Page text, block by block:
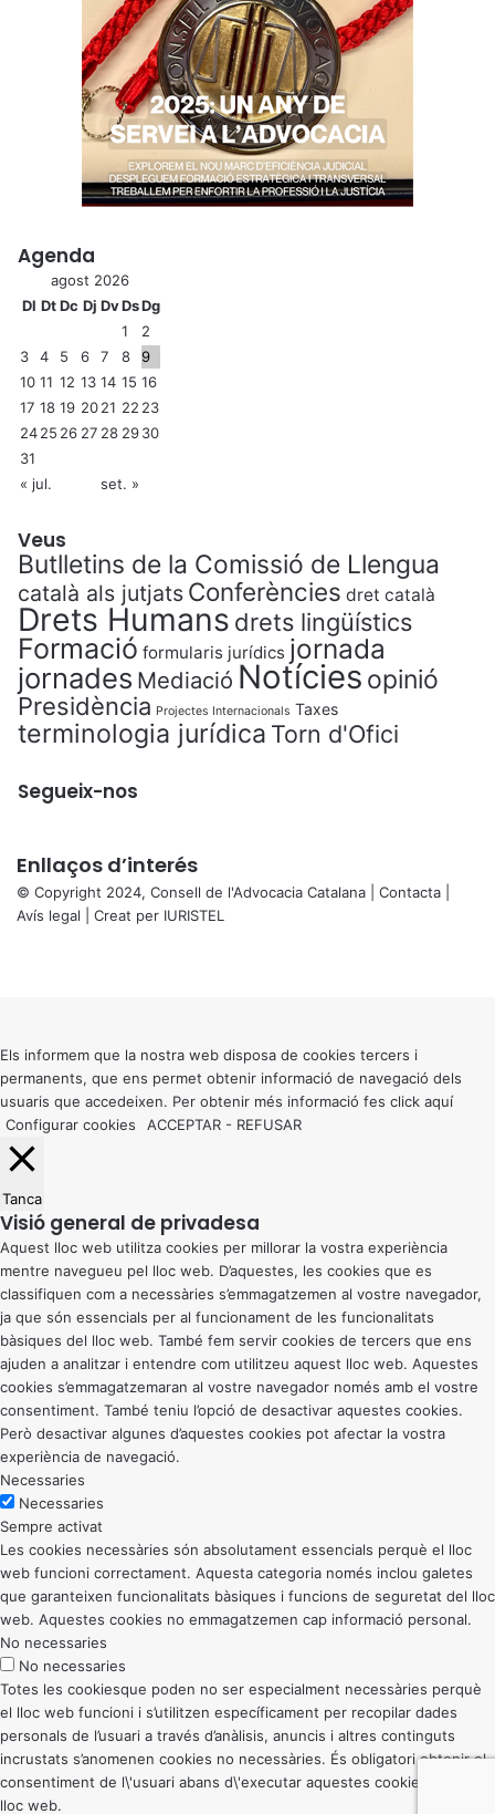
Agenda
agost 2026
Dl DtDc Dj DvDsDg
1
2
3
4 5 6 7 8
9
10 11 12 13 14 15 16
17 18 19 2021 22 23
2425 26 27 28 2930
31
« jul.
set. »
Veus
Butlletins de la Comissió de Llengua
català als jutjats Conferències dret català
Drets Humans drets lingüístics
Formació formularis jurídics jornada
jornades Mediació Notícies opinió
Presidència Projectes Internacionals Taxes
terminologia jurídica Torn d'Ofici
Segueix-nos
Enllaços d’interés
© Copyright 2024, Consell de l'Advocacia Catalana | Contacta
Avís legal | Creat per IURISTEL
button
Els informem que la nostra web disposa de cookies tercers i
permanents, que ens permet obtenir informació de navegació dels
usuaris que accedeixen. Per obtenir més informació fes click aquí
Configurar cookies
ACCEPTAR - REFUSAR
Tanca
Visió general de privadesa
Aquest lloc web utilitza cookies per millorar la vostra experiència
mentre navegueu pel lloc web. D’aquestes, les cookies que es
classifiquen com a necessàries s’emmagatzemen al vostre navegador,
ja que són essencials per al funcionament de les funcionalitats
bàsiques del lloc web. També fem servir cookies de tercers que ens
ajuden a analitzar i entendre com utilitzeu aquest lloc web. Aquestes
cookies s’emmagatzemaran al vostre navegador només amb el vostre
consentiment. També teniu l’opció de desactivar aquestes cookies.
Però desactivar algunes d’aquestes cookies pot afectar la vostra
experiència de navegació.
Necessaries
Necessaries
Sempre activat
Les cookies necessàries són absolutament essencials perquè el lloc
web funcioni correctament. Aquesta categoria només inclou galetes
que garanteixen funcionalitats bàsiques i funcions de seguretat del lloc
web. Aquestes cookies no emmagatzemen cap informació personal.
No necessaries
No necessaries
Totes les cookiesque poden no ser especialment necessàries perquè
el lloc web funcioni i s’utilitzen específicament per recopilar dades
personals de l’usuari a través d’anàlisis, anuncis i altres continguts
incrustats s’anomenen cookies no necessàries. És obligatori obtenir el
consentiment de l\'usuari abans d\'executar aquestes cookies al vostre
lloc web.